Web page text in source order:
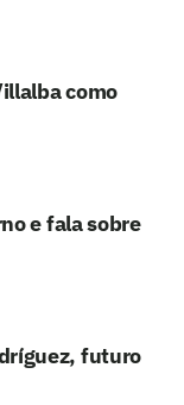
como
e fala sobre
futuro